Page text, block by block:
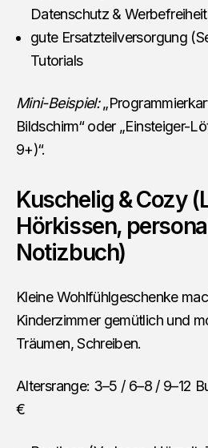
Datenschutz &
gute Ersatzteilversorgung
Tutorials
Mini-Beispiel:
Bildschirm“ oder „Einsteiger-
9+)“.
Kuschelig & Cozy
Hörkissen,
Notizbuch)
Kleine Wohlfühlgeschenke
Kinderzimmer gemütlich und
Träumen, Schreiben.
Altersrange: 3–5 / 6–8 / 9–12
€